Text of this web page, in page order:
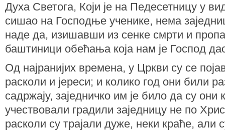
Духа Светога, Који је на Педесетницу у
сишао на Господње ученике, нема
наде да, изишавши из сенке смрти и
баштиници обећања која нам је Господ
Од најранијих времена, у Цркви су се
расколи и јереси; и колико год они били
садржају, заједничко им је било да су они
учествовали градили заједницу не по
расколи су трајали дуже, неки краће, али